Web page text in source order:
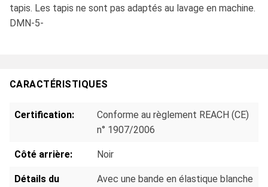
tapis. Les tapis ne sont pas adaptés au lavage en machine.
DMN-5-
CARACTÉRISTIQUES
Certification:
Conforme au règlement REACH (CE)
n° 1907/2006
Côté arrière: Noir
Détails du
Avec une bande en élastique blanche